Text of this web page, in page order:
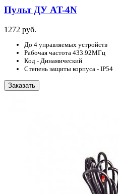
Пульт ДУ AT-4N
1272 руб.
До 4 управляемых устройств
Рабочая частота 433.92МГц
Код - Динамический
Степень защиты корпуса - IP54
Заказать